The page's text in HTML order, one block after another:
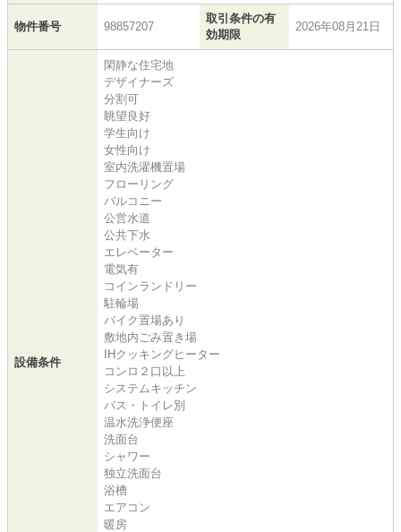
物件番号 98857207
取引条件の有
効期限
2026年08月21日
設備条件
閑静な住宅地
デザイナーズ
分割可
眺望良好
学生向け
女性向け
室内洗濯機置場
フローリング
バルコニー
公営水道
公共下水
エレベーター
電気有
コインランドリー
駐輪場
バイク置場あり
敷地内ごみ置き場
IHクッキングヒーター
コンロ２口以上
システムキッチン
バス・トイレ別
温水洗浄便座
洗面台
シャワー
独立洗面台
浴槽
エアコン
暖房